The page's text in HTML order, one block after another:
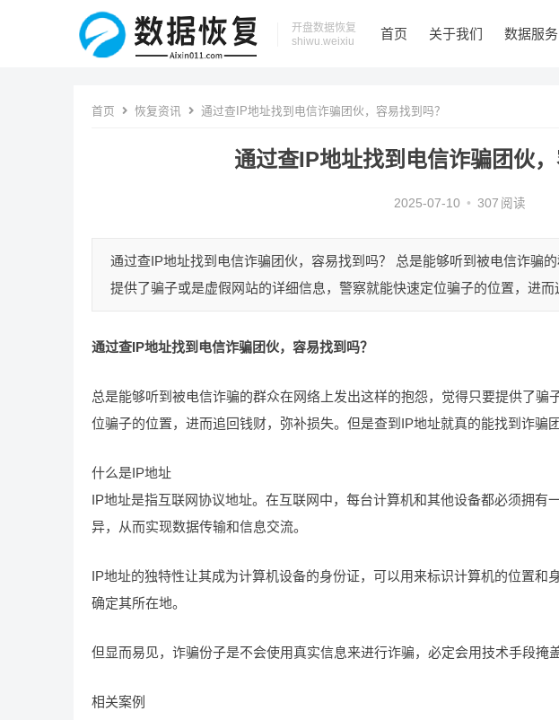
开盘数据恢复
shiwu.weixiu
首页 关于我们 数据服务
首页 恢复资讯 通过查IP地址找到电信诈骗团伙，容易找到吗？
通过查IP地址找到电信诈骗团伙，
2025-07-10 • 307 阅读
通过查IP地址找到电信诈骗团伙，容易找到吗？ 总是能够听到被电信诈骗
提供了骗子或是虚假网站的详细信息，警察就能快速定位骗子的位置，进
通过查IP地址找到电信诈骗团伙，容易找到吗？
总是能够听到被电信诈骗的群众在网络上发出这样的抱怨，觉得只要提供了骗
位骗子的位置，进而追回钱财，弥补损失。但是查到IP地址就真的能找到诈骗
什么是IP地址
IP地址是指互联网协议地址。在互联网中，每台计算机和其他设备都必须拥有
异，从而实现数据传输和信息交流。
IP地址的独特性让其成为计算机设备的身份证，可以用来标识计算机的位置和
确定其所在地。
但显而易见，诈骗份子是不会使用真实信息来进行诈骗，必定会用技术手段掩
相关案例